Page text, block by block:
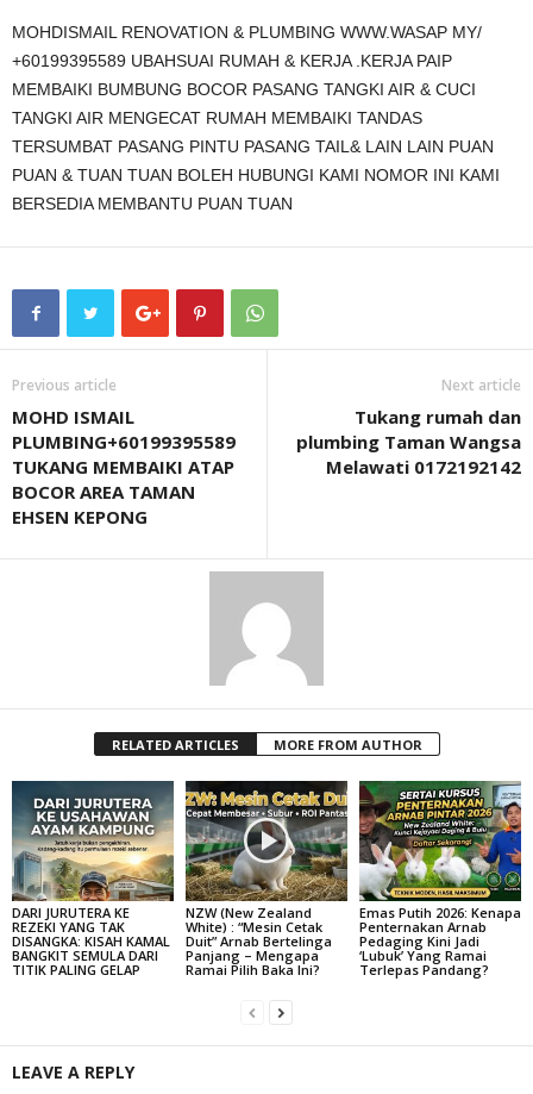
MOHDISMAIL RENOVATION & PLUMBING WWW.WASAP MY/
+60199395589 UBAHSUAI RUMAH & KERJA .KERJA PAIP
MEMBAIKI BUMBUNG BOCOR PASANG TANGKI AIR & CUCI
TANGKI AIR MENGECAT RUMAH MEMBAIKI TANDAS
TERSUMBAT PASANG PINTU PASANG TAIL& LAIN LAIN PUAN
PUAN & TUAN TUAN BOLEH HUBUNGI KAMI NOMOR INI KAMI
BERSEDIA MEMBANTU PUAN TUAN
Previous article
MOHD ISMAIL
PLUMBING+60199395589
TUKANG MEMBAIKI ATAP
BOCOR AREA TAMAN
EHSEN KEPONG
Next article
Tukang rumah dan
plumbing Taman Wangsa
Melawati 0172192142
RELATED ARTICLES MORE FROM AUTHOR
DARI JURUTERA KE
REZEKI YANG TAK
DISANGKA: KISAH KAMAL
BANGKIT SEMULA DARI
TITIK PALING GELAP
NZW (New Zealand
White) : “Mesin Cetak
Duit” Arnab Bertelinga
Panjang – Mengapa
Ramai Pilih Baka Ini?
Emas Putih 2026: Kenapa
Penternakan Arnab
Pedaging Kini Jadi
‘Lubuk’ Yang Ramai
Terlepas Pandang?
LEAVE A REPLY